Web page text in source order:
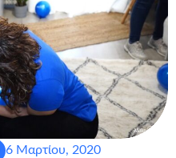
6 Μαρτίου, 2020